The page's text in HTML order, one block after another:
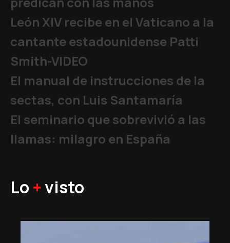
León XIV recibe en el Vaticano a la
cantante estadounidense Patti
Smith-VIDEO
El manual de instrucciones de la
sectas, con Luis Santamaría
El seminario que sobrevivió a las
llamas: milagro en España
Lo +visto